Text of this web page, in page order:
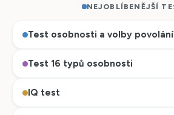
NEJOBLÍBENĚJŠÍ
Test osobnosti a volby povolání
Test 16 typů osobnosti
IQ test